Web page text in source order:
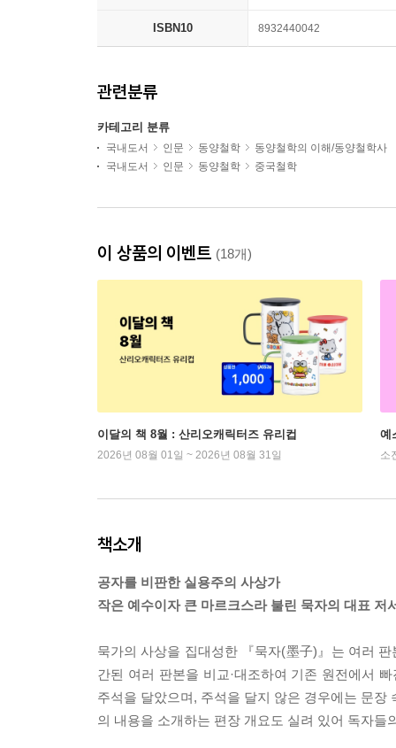
ISBN10 8932440042
관련분류
카테고리 분류
국내도서 인문 동양철학
동양철학의 이해/동양철학사
국내도서
인문 동양철학 중국철학
이 상품의 이벤트 (18개)
이달의 책 8월 : 산리오캐릭터즈 유리컵
2026년 08월 01일 ~ 2026년 08월 31일
예
소
책소개
공자를 비판한 실용주의 사상가
작은 예수이자 큰 마르크스라 불린 묵자의 대표 저
묵가의 사상을 집대성한 『묵자(墨子)』는 여러
간된 여러 판본을 비교·대조하여 기존 원전에서
주석을 달았으며, 주석을 달지 않은 경우에는 문
의 내용을 소개하는 편장 개요도 실려 있어 독자들